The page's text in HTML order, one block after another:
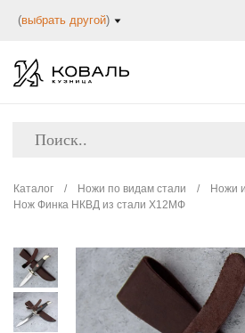
(выбрать другой)
Каталог / Ножи по видам стали / Ножи
Нож Финка НКВД из стали Х12МФ